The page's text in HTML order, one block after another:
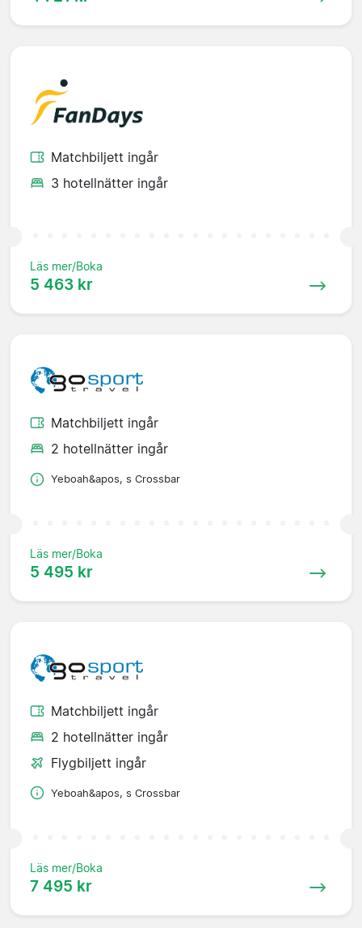
Matchbiljett ingår
3 hotellnätter ingår
Läs mer/Boka
5 463 kr
Matchbiljett ingår
2 hotellnätter ingår
Yeboah&apos, s Crossbar
Läs mer/Boka
5 495 kr
Matchbiljett ingår
2 hotellnätter ingår
Flygbiljett ingår
Yeboah&apos, s Crossbar
Läs mer/Boka
7 495 kr